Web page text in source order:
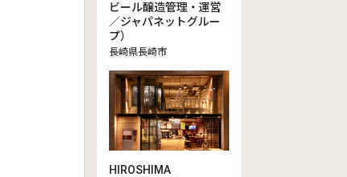
ビール醸造管理・運営
／ジャパネットグルー
プ）
長崎県長崎市
HIROSHIMA